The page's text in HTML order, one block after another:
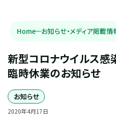
Home お知らせ・メディア掲載情
新型コロナウイルス感
臨時休業のお知らせ
お知らせ
2020年4月17日